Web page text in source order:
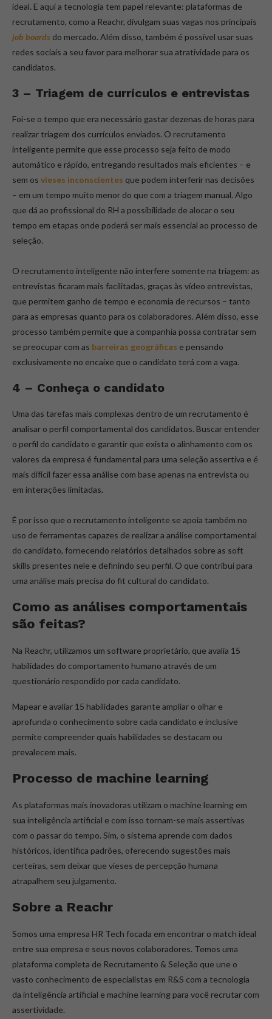
ideal. E aqui a tecnologia tem papel relevante: plataformas de
recrutamento, como a Reachr, divulgam suas vagas nos principais
job boards do mercado. Além disso, também é possível usar suas
redes sociais a seu favor para melhorar sua atratividade para os
candidatos.
3 – Triagem de currículos e entrevistas
Foi-se o tempo que era necessário gastar dezenas de horas para
realizar triagem dos currículos enviados. O recrutamento
inteligente permite que esse processo seja feito de modo
automático e rápido, entregando resultados mais eficientes – e
sem os vieses inconscientes que podem interferir nas decisões
– em um tempo muito menor do que com a triagem manual. Algo
que dá ao profissional do RH a possibilidade de alocar o seu
tempo em etapas onde poderá ser mais essencial ao processo de
seleção.
O recrutamento inteligente não interfere somente na triagem: as
entrevistas ficaram mais facilitadas, graças às vídeo entrevistas,
que permitem ganho de tempo e economia de recursos – tanto
para as empresas quanto para os colaboradores. Além disso, esse
processo também permite que a companhia possa contratar sem
se preocupar com as barreiras geográficas e pensando
exclusivamente no encaixe que o candidato terá com a vaga.
4 – Conheça o candidato
Uma das tarefas mais complexas dentro de um recrutamento é
analisar o perfil comportamental dos candidatos. Buscar entender
o perfil do candidato e garantir que exista o alinhamento com os
valores da empresa é fundamental para uma seleção assertiva e é
mais difícil fazer essa análise com base apenas na entrevista ou
em interações limitadas.
É por isso que o recrutamento inteligente se apoia também no
uso de ferramentas capazes de realizar a análise comportamental
do candidato, fornecendo relatórios detalhados sobre as soft
skills presentes nele e definindo seu perfil. O que contribui para
uma análise mais precisa do fit cultural do candidato.
Como as análises comportamentais
são feitas?
Na Reachr, utilizamos um software proprietário, que avalia 15
habilidades do comportamento humano através de um
questionário respondido por cada candidato.
Mapear e avaliar 15 habilidades garante ampliar o olhar e
aprofunda o conhecimento sobre cada candidato e inclusive
permite compreender quais habilidades se destacam ou
prevalecem mais.
Processo de machine learning
As plataformas mais inovadoras utilizam o machine learning em
sua inteligência artificial e com isso tornam-se mais assertivas
com o passar do tempo. Sim, o sistema aprende com dados
históricos, identifica padrões, oferecendo sugestões mais
certeiras, sem deixar que vieses de percepção humana
atrapalhem seu julgamento.
Sobre a Reachr
Somos uma empresa HR Tech focada em encontrar o match ideal
entre sua empresa e seus novos colaboradores. Temos uma
plataforma completa de Recrutamento & Seleção que une o
vasto conhecimento de especialistas em R&S com a tecnologia
da inteligência artificial e machine learning para você recrutar com
assertividade.